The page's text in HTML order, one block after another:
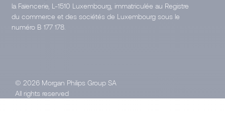
la Faïencerie, L-1510 Luxembourg, immatriculée au Registre
du commerce et des sociétés de Luxembourg sous le
numéro B 177 178.
© 2026 Morgan Philips Group SA
All rights reserved